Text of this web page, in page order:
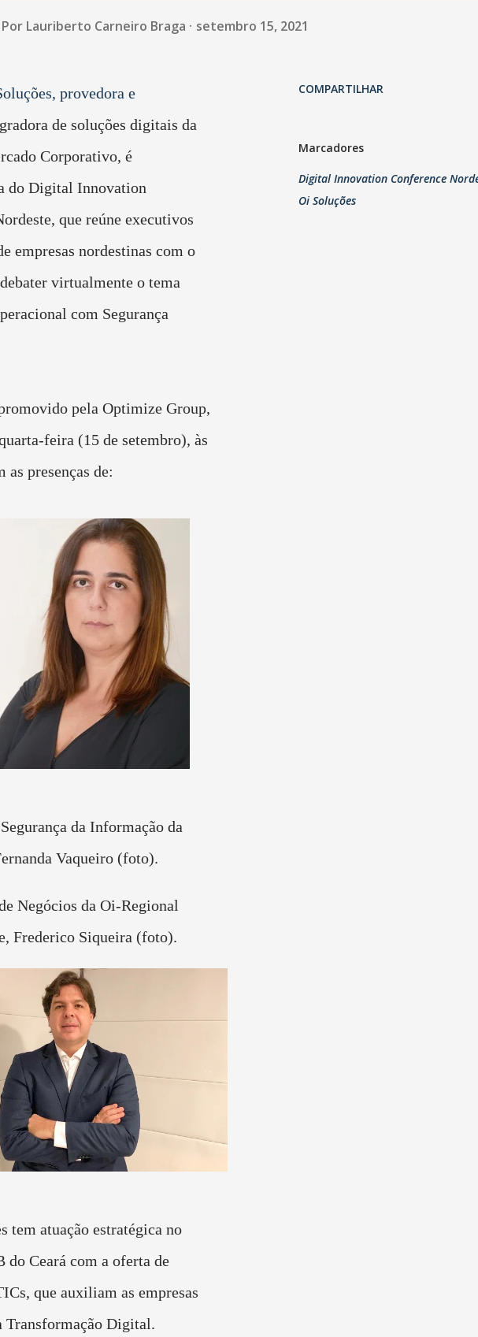
Por Lauriberto Carneiro Braga setembro 15, 2021
provedora e
de soluções digitais da
Corporativo, é
do Digital Innovation
que reúne executivos
empresas nordestinas com o
virtualmente o tema
com Segurança
pela Optimize Group,
feira (15 de setembro), às
as presenças de:
Vaqueiro (foto).
Negócios da Oi-Regional
Frederico Siqueira (foto).
tem atuação estratégica no
do Ceará com a oferta de
que auxiliam as empresas
Transformação Digital.
COMPARTILHAR
Marcadores
Digital Innovation Conference
Oi Soluções